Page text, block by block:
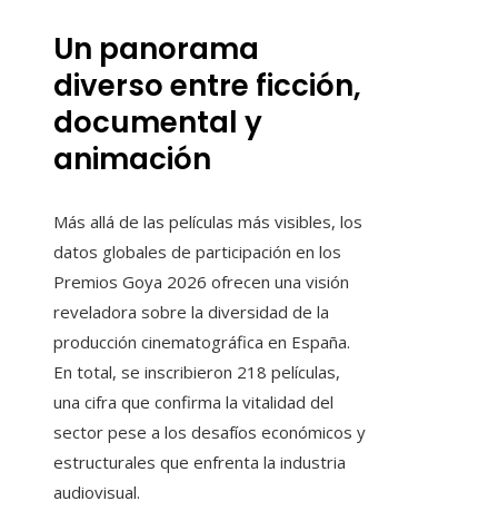
Un panorama
diverso entre ficción,
documental y
animación
Más allá de las películas más visibles, los
datos globales de participación en los
Premios Goya 2026 ofrecen una visión
reveladora sobre la diversidad de la
producción cinematográfica en España.
En total, se inscribieron 218 películas,
una cifra que confirma la vitalidad del
sector pese a los desafíos económicos y
estructurales que enfrenta la industria
audiovisual.